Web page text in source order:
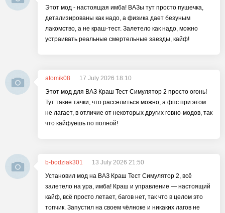
Этот мод - настоящая имба! ВАЗы тут просто пушечка,
детализированы как надо, а физика дает безуным
лакомство, а не краш-тест. Залетело как надо, можно
устраивать реальные смертельные заезды, кайф!
atomik08
17 July 2026 18:10
Этот мод для ВАЗ Краш Тест Симулятор 2 просто огонь!
Тут такие тачки, что расселиться можно, а фпс при этом
не лагает, в отличие от некоторых других говно-модов, так
что кайфуешь по полной!
b-bodziak301
13 July 2026 21:50
Установил мод на ВАЗ Краш Тест Симулятор 2, всё
залетело на ура, имба! Краш и управление — настоящий
кайф, всё просто летает, багов нет, так что в целом это
топчик. Запустил на своем чёлноке и никаких лагов не